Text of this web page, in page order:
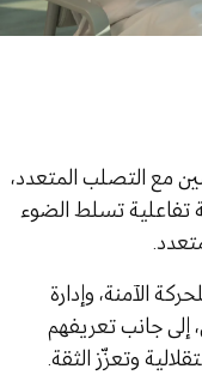
مع التصلب المتعدد،
تفاعلية تسلط الضوء
الآمنة، وإدارة
إلى جانب تعريفهم
وتعزّز الثقة.